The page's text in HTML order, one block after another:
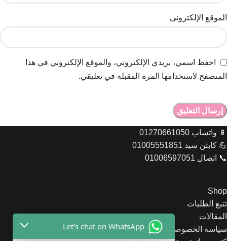
الموقع الإلكتروني
احفظ اسمي، بريدي الإلكتروني، والموقع الإلكتروني في هذا
المتصفح لاستخدامها المرة المقبلة في تعليقي.
📱 واتساب 01270661050
💪 كابتن سيد 01005551851
📞 اتصال 01006597051
Shop
تتبع الطلبات
المقالات
سياسه الخصوصيه
Let's chat on WhatsApp